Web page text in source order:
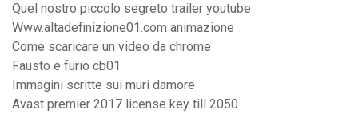
Quel nostro piccolo segreto trailer youtube
Www.altadefinizione01.com animazione
Come scaricare un video da chrome
Fausto e furio cb01
Immagini scritte sui muri damore
Avast premier 2017 license key till 2050